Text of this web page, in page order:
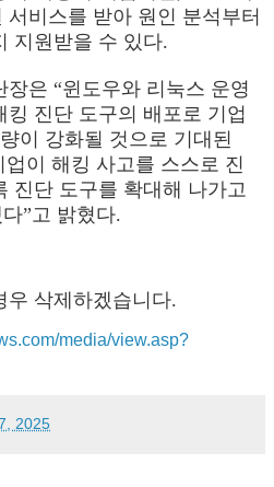
비스를 받아 원인 분석부터
지원받을 수 있다.
은 “윈도우와 리눅스 운영
진단 도구의 배포로 기업
이 강화될 것으로 기대된
이 해킹 사고를 스스로 진
진단 도구를 확대해 나가고
”고 밝혔다.
삭제하겠습니다.
media/view.asp?
2025